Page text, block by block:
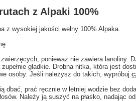
z Alpaki 100%
z wysokiej jakości wełny 100% Alpaka.
ponieważ nie zawiera lanoliny.
gładkie. Drobna nitka, która jest
osoby. Jeśli należysz do takich, wypróbuj
dbać, prać ręcznie w letniej wodzie bez
Należy ją suszyć na płasko, nadając